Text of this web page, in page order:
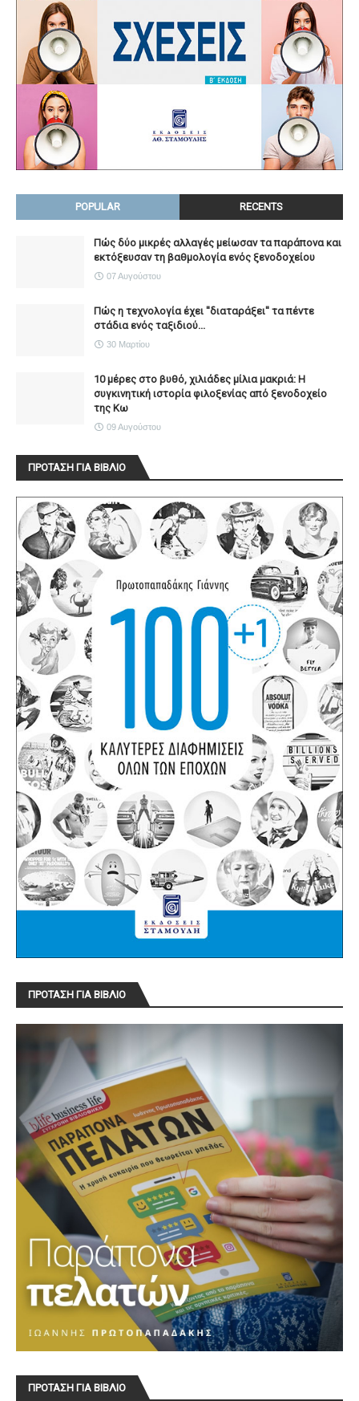
POPULAR RECENTS
Πώς δύο μικρές αλλαγές μείωσαν τα παράπονα και
εκτόξευσαν τη βαθμολογία ενός ξενοδοχείου
07 Αυγούστου
Πώς η τεχνολογία έχει ''διαταράξει'' τα πέντε
στάδια ενός ταξιδιού...
30 Μαρτίου
10 μέρες στο βυθό, χιλιάδες μίλια μακριά: Η
συγκινητική ιστορία φιλοξενίας από ξενοδοχείο
της Κω
09 Αυγούστου
ΠΡΟΤΑΣΗ ΓΙΑ ΒΙΒΛΙΟ
ΠΡΟΤΑΣΗ ΓΙΑ ΒΙΒΛΙΟ
ΠΡΟΤΑΣΗ ΓΙΑ ΒΙΒΛΙΟ